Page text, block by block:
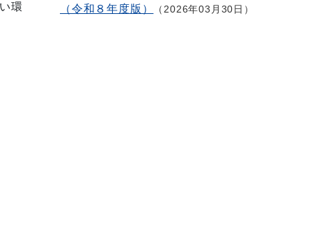
環
（令和８年度版）
2026年03月30日